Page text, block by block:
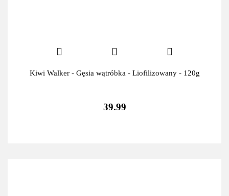
Kiwi Walker - Gęsia wątróbka - Liofilizowany - 120g
39.99